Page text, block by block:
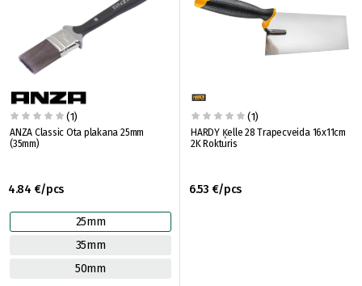
(1)
ANZA Classic Ota plakana 25mm
(35mm)
4.84 €/pcs
25mm
35mm
50mm
(1)
HARDY Ķelle 28 Trapecveida 16x11cm
2K Rokturis
6.53 €/pcs